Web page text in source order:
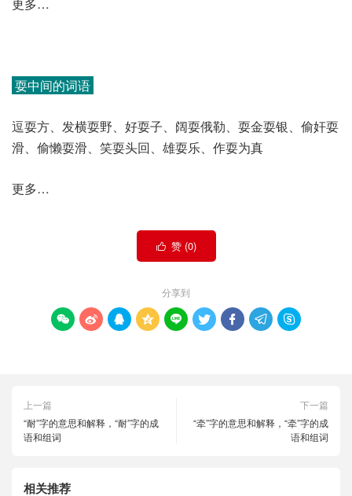
耍中间的词语
逗耍方、发横耍野、好耍子、阔耍俄勒、耍金耍银、偷奸耍
滑、偷懒耍滑、笑耍头回、雄耍乐、作耍为真
更多…
 赞 (0)
分享到
        
上一篇
“耐”字的意思和解释，“耐”字的成
语和组词
下一篇
“牵”字的意思和解释，“牵”字的成
语和组词
相关推荐